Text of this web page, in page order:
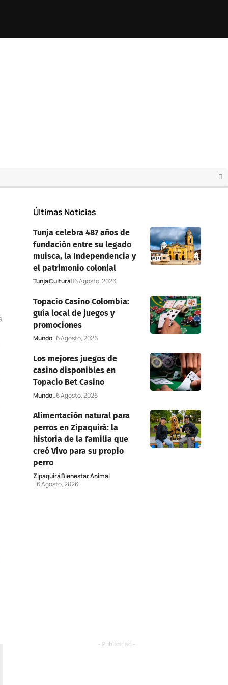
Últimas Noticias
Tunja celebra 487 años de
fundación entre su legado
muisca, la Independencia y
el patrimonio colonial
TunjaCultura 6 Agosto, 2026
Topacio Casino Colombia:
guía local de juegos y
promociones
Mundo 6 Agosto, 2026
Los mejores juegos de
casino disponibles en
Topacio Bet Casino
Mundo 6 Agosto, 2026
Alimentación natural para
perros en Zipaquirá: la
historia de la familia que
creó Vivo para su propio
perro
ZipaquiráBienestar Animal
6 Agosto, 2026
- Publicidad -